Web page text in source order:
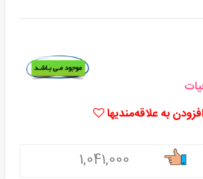
افزودن به علاقه‌مندیها
1,041,000